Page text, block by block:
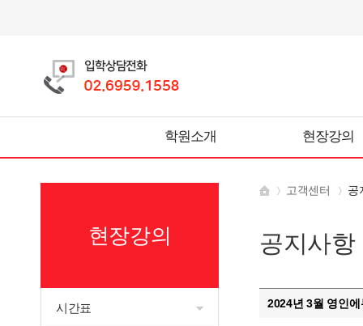
학원소개 현장강의
현장강의
시간표
고객센터 공
공지사항
2024년 3월 영인